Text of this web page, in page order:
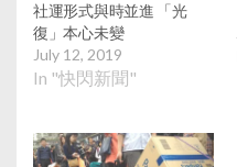
社運形式與時並進 「光
復」本心未變
July 12, 2019
In "快閃新聞"